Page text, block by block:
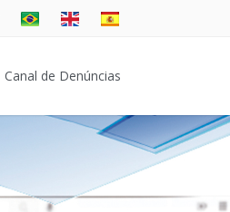
Canal de Denúncias
Proximo